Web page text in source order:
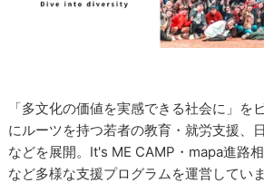
「多文化の価値を実感できる社会に」を
にルーツを持つ若者の教育・就労支援、
などを展開。It's ME CAMP・mapa進路
など多様な支援プログラムを運営していま